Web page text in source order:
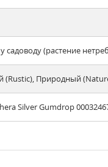
(растение
(Rustic), Природный
Silver Gumdrop